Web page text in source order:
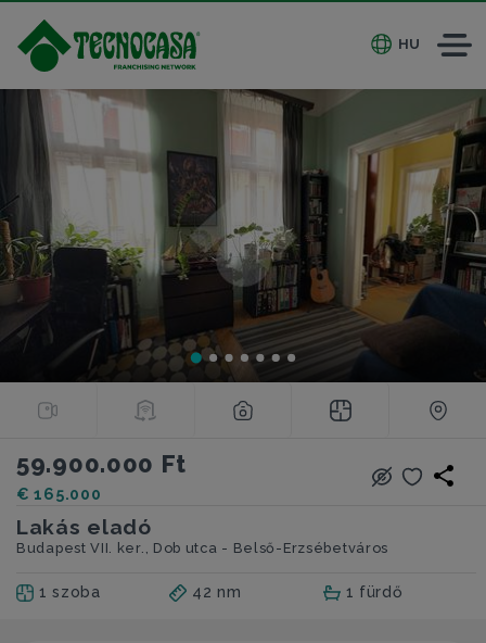
HU
59.900.000 Ft
€ 165.000
Lakás eladó
Budapest VII. ker., Dob utca - Belső-Erzsébetváros
1 szoba 42 nm 1 fürdő